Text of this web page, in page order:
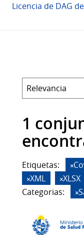
Licencia de DAG
1
Etiquetas:
XML
XLSX
Categorias: